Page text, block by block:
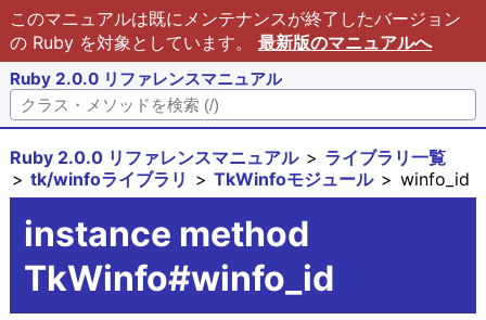
このマニュアルは既にメンテナンスが終了したバージョン
の Ruby を対象としています。 最新版のマニュアルへ
Ruby 2.0.0 リファレンスマニュアル
Ruby 2.0.0 リファレンスマニュアル
ライブラリ一覧
tk/winfoライブラリ
TkWinfoモジュール winfo_id
instance method
TkWinfo#winfo_id